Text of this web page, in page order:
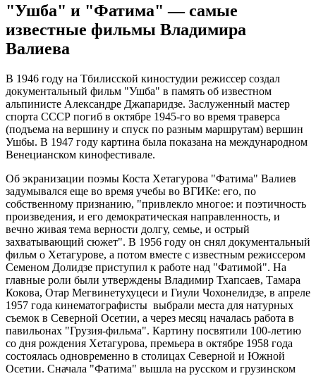
"Ушба" и "Фатима" — самые
известные фильмы Владимира
Валиева
В 1946 году на Тбилисской киностудии режиссер создал
документальный фильм "Ушба" в память об известном
альпинисте Александре Джапаридзе. Заслуженный мастер
спорта СССР погиб в октябре 1945-го во время траверса
(подъема на вершину и спуск по разным маршрутам) вершин
Ушбы. В 1947 году картина была показана на международном
Венецианском кинофестивале.
Об экранизации поэмы Коста Хетагурова "Фатима" Валиев
задумывался еще во время учебы во ВГИКе: его, по
собственному признанию, "привлекло многое: и поэтичность
произведения, и его демократическая направленность, и
вечно живая тема верности долгу, семье, и острый
захватывающий сюжет". В 1956 году он снял документальный
фильм о Хетагурове, а потом вместе с известным режиссером
Семеном Долидзе приступил к работе над "Фатимой". На
главные роли были утверждены Владимир Тхапсаев, Тамара
Кокова, Отар Мегвинетухуцеси и Гиули Чохонелидзе, в апреле
1957 года кинематографисты выбрали места для натурных
съемок в Северной Осетии, а через месяц началась работа в
павильонах "Грузия-фильма". Картину посвятили 100-летию
со дня рождения Хетагурова, премьера в октябре 1958 года
состоялась одновременно в столицах Северной и Южной
Осетии. Сначала "Фатима" вышла на русском и грузинском